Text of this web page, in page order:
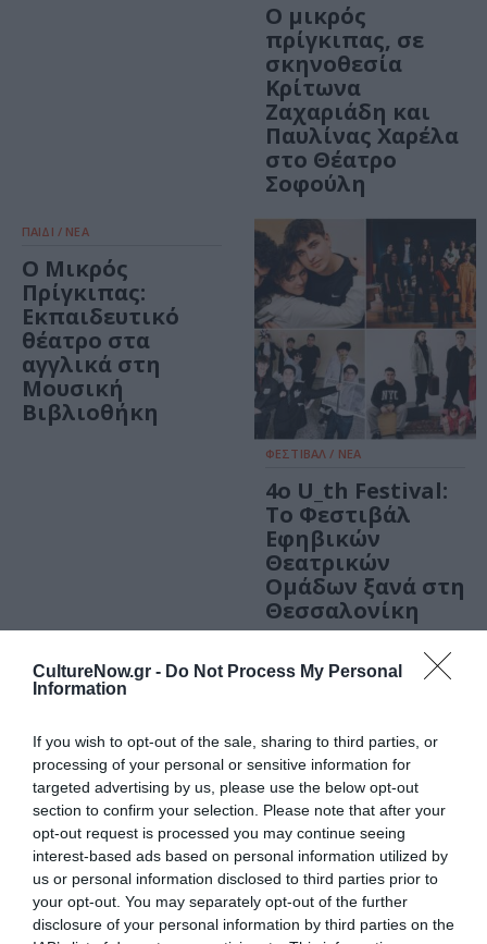
CultureNow.gr - Do Not Process My Personal
Information
If you wish to opt-out of the sale, sharing to third parties, or
processing of your personal or sensitive information for
targeted advertising by us, please use the below opt-out
section to confirm your selection. Please note that after your
opt-out request is processed you may continue seeing
interest-based ads based on personal information utilized by
us or personal information disclosed to third parties prior to
your opt-out. You may separately opt-out of the further
disclosure of your personal information by third parties on the
Ο μικρός
πρίγκιπας, σε
σκηνοθεσία
Κρίτωνα
Ζαχαριάδη και
Παυλίνας Χαρέλα
στο Θέατρο
Σοφούλη
ΠΑΙΔΙ / ΝΕΑ
Ο Μικρός
Πρίγκιπας:
Εκπαιδευτικό
θέατρο στα
αγγλικά στη
Μουσική
Βιβλιοθήκη
ΦΕΣΤΙΒΑΛ / ΝΕΑ
4ο U_th Festival:
Το Φεστιβάλ
Εφηβικών
Θεατρικών
Ομάδων ξανά στη
Θεσσαλονίκη
Ο Μικρός
Αντουάν ντε
Σαιντ-Εξυπερύ
από την παιδική
σκηνή Ντουέντε
στο Καφεθέατρο
Αντουάν ντε
Σαιντ-Εξυπερύ
από τον Μικρό
Βορρά στο
Καραπάντσειο